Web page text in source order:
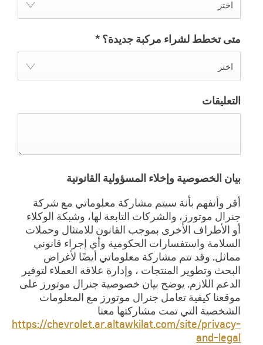
اختر
متى تخطط لشراء مركبة جديدة؟ *
اختر
التعليقات
بيان الخصوصية وإخلاء المسؤولية القانونية
أقر وأتفهم بأنة سيتم مشاركة معلوماتي مع شركة
جنرال موتورز، والشركات التابعة لها، وشبكة الوكلاء
أو الأطراف الأخرى بموجب القانون للامتثال وحملات
السلامة واستفسارات الحكومية وأي إجراء قانوني
مماثل. وقد تتم مشاركة معلوماتي أيضًا لأغراض
البحث وتطوير المنتجات ، وإدارة علاقة العملاء لتوفير
الدعم اللازم. يوضح بيان خصوصية جنرال موتورز على
موقعنا كيفية تعامل جنرال موتورز مع المعلومات
الشخصية التي تمت مشاركتها معنا
https://chevrolet.ar.altawkilat.com/site/privacy-
and-legal